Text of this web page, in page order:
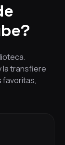
la transfiere
favoritas,